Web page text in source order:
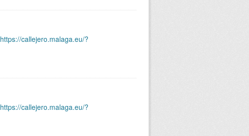
https://callejero.malaga.eu/?
https://callejero.malaga.eu/?